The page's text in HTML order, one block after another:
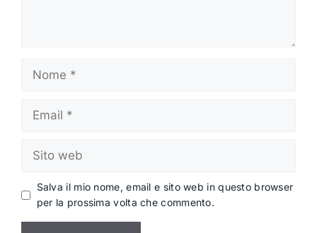
web
Salva il mio nome, email e sito web in questo browser
per la prossima volta che commento.